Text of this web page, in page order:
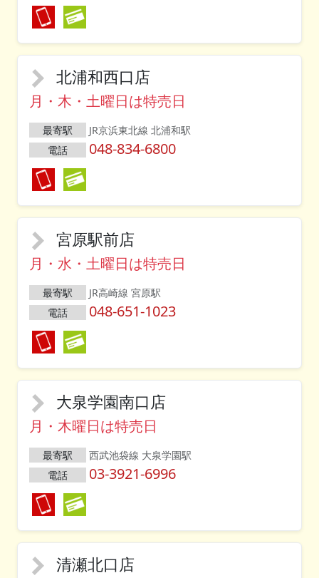
北浦和西口店
月・木・土曜日は特売日
最寄駅
JR京浜東北線 北浦和駅
電話
048-834-6800
宮原駅前店
月・水・土曜日は特売日
最寄駅
JR高崎線 宮原駅
電話
048-651-1023
大泉学園南口店
月・木曜日は特売日
最寄駅
西武池袋線 大泉学園駅
電話
03-3921-6996
清瀬北口店